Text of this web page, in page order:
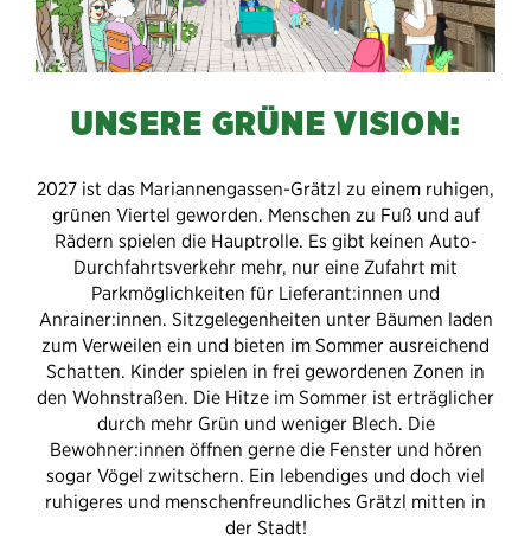
UNSERE GRÜNE VISION:
2027 ist das Mariannengassen-Grätzl zu einem ruhigen,
grünen Viertel geworden. Menschen zu Fuß und auf
Rädern spielen die Hauptrolle. Es gibt keinen Auto-
Durchfahrtsverkehr mehr, nur eine Zufahrt mit
Parkmöglichkeiten für Lieferant:innen und
Anrainer:innen. Sitzgelegenheiten unter Bäumen laden
zum Verweilen ein und bieten im Sommer ausreichend
Schatten. Kinder spielen in frei gewordenen Zonen in
den Wohnstraßen. Die Hitze im Sommer ist erträglicher
durch mehr Grün und weniger Blech. Die
Bewohner:innen öffnen gerne die Fenster und hören
sogar Vögel zwitschern. Ein lebendiges und doch viel
ruhigeres und menschenfreundliches Grätzl mitten in
der Stadt!